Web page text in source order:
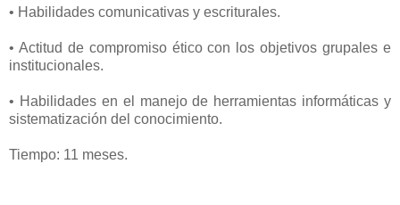
• Habilidades comunicativas y escriturales.
• Actitud de compromiso ético con los objetivos grupales e
institucionales.
• Habilidades en el manejo de herramientas informáticas y
sistematización del conocimiento.
Tiempo: 11 meses.